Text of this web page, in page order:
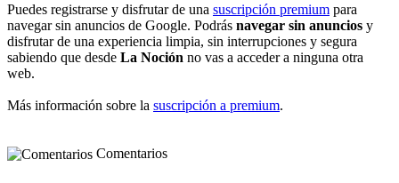
Puedes registrarse y disfrutar de una suscripción premium para
navegar sin anuncios de Google. Podrás navegar sin anuncios y
disfrutar de una experiencia limpia, sin interrupciones y segura
sabiendo que desde La Noción no vas a acceder a ninguna otra
web.
Más información sobre la suscripción a premium.
Comentarios